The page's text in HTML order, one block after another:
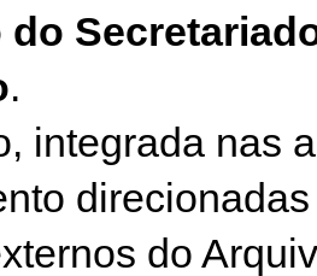
.
integrada nas
do